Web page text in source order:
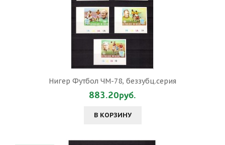
Нигер Футбол ЧМ-78, беззубц.серия
883.20руб.
В КОРЗИНУ